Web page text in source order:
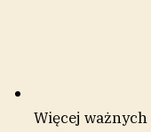
Więcej